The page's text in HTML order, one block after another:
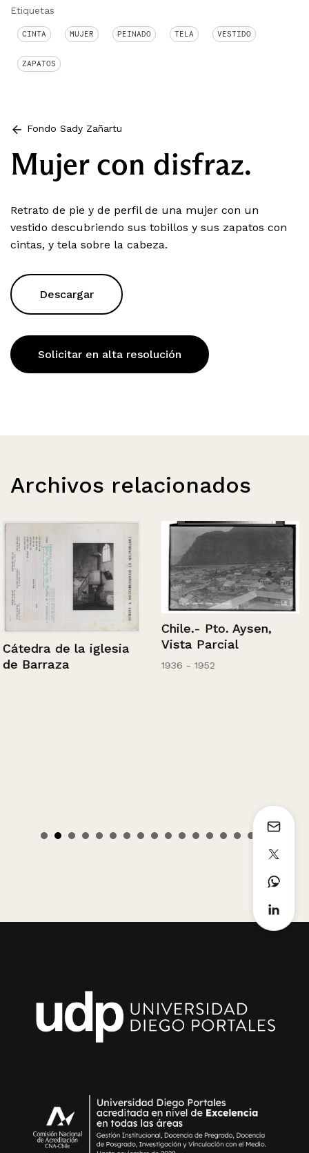
Etiquetas
CINTA MUJER PEINADO TELA VESTIDO
ZAPATOS
Fondo Sady Zañartu
Mujer con disfraz.
Retrato de pie y de perfil de una mujer con un
vestido descubriendo sus tobillos y sus zapatos con
cintas, y tela sobre la cabeza.
Descargar
Solicitar en alta resolución
Archivos relacionados
Cátedra de la iglesia
de Barraza
Chile.- Pto. Aysen,
Vista Parcial
1936 - 1952